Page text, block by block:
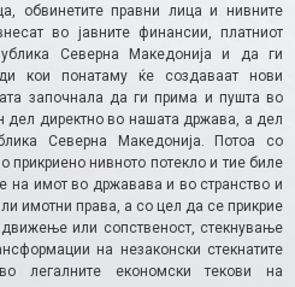
обвинетите правни лица и нивните
во јавните финансии, платниот
Северна Македонија и да ги
кои понатаму ќе создаваат нови
започнала да ги прима и пушта во
дел директно во нашата држава, а дел
Северна Македонија. Потоа со
прикриено нивното потекло и тие биле
на имот во државава и во странство и
имотни права, a со цел да се прикрие
или сопственост, стекнување
на незаконски стекнатите
легалните економски текови на